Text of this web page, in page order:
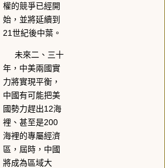
權的競爭已經開
始，並將延續到
21世紀後中葉。
未來二、三十
年，中美兩國實
力將實現平衡，
中國有可能把美
國勢力趕出12海
裡、甚至是200
海裡的專屬經濟
區，屆時，中國
將成為區域大